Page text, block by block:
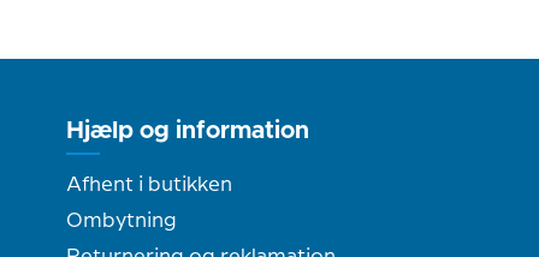
Hjælp og information
Afhent i butikken
Ombytning